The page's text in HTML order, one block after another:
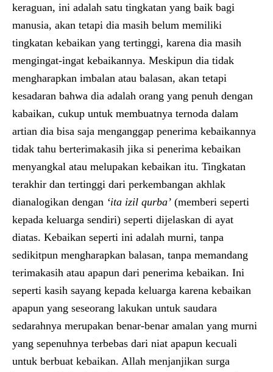
keraguan, ini adalah satu tingkatan yang baik bagi
manusia, akan tetapi dia masih belum memiliki
tingkatan kebaikan yang tertinggi, karena dia masih
mengingat-ingat kebaikannya. Meskipun dia tidak
mengharapkan imbalan atau balasan, akan tetapi
kesadaran bahwa dia adalah orang yang penuh dengan
kabaikan, cukup untuk membuatnya ternoda dalam
artian dia bisa saja menganggap penerima kebaikannya
tidak tahu berterimakasih jika si penerima kebaikan
menyangkal atau melupakan kebaikan itu. Tingkatan
terakhir dan tertinggi dari perkembangan akhlak
dianalogikan dengan ‘ita izil qurba’ (memberi seperti
kepada keluarga sendiri) seperti dijelaskan di ayat
diatas. Kebaikan seperti ini adalah murni, tanpa
sedikitpun mengharapkan balasan, tanpa memandang
terimakasih atau apapun dari penerima kebaikan. Ini
seperti kasih sayang kepada keluarga karena kebaikan
apapun yang seseorang lakukan untuk saudara
sedarahnya merupakan benar-benar amalan yang murni
yang sepenuhnya terbebas dari niat apapun kecuali
untuk berbuat kebaikan. Allah menjanjikan surga